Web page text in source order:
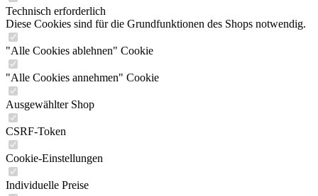
Technisch erforderlich
Diese Cookies sind für die Grundfunktionen des Shops notwendig.
"Alle Cookies ablehnen" Cookie
"Alle Cookies annehmen" Cookie
Ausgewählter Shop
CSRF-Token
Cookie-Einstellungen
Individuelle Preise